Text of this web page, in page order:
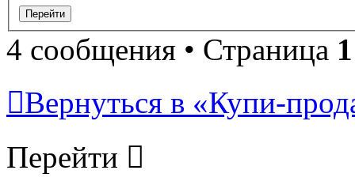
4 сообщения • Страница 1
Вернуться в «Купи-
Перейти